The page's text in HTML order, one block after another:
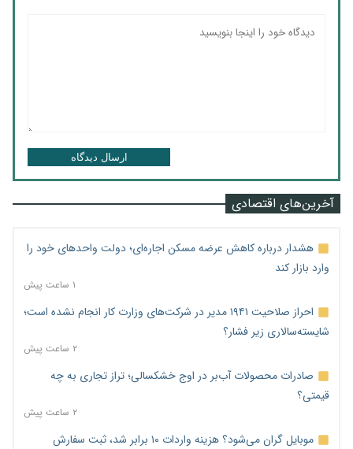
ارسال دیدگاه
آخرین‌های اقتصادی
هشدار درباره کاهش عرضه مسکن اجاره‌ای؛ دولت واحدهای خود را
وارد بازار کند
۱ ساعت پیش
احراز صلاحیت ۱۹۴۱ مدیر در شرکت‌های وزارت کار انجام نشده است؛
شایسته‌سالاری زیر فشار؟
۲ ساعت پیش
صادرات محصولات آب‌بر در اوج خشکسالی؛ تراز تجاری به چه
قیمتی؟
۲ ساعت پیش
موبایل گران می‌شود؟ هزینه واردات ۱۰ برابر شد، ثبت سفارش